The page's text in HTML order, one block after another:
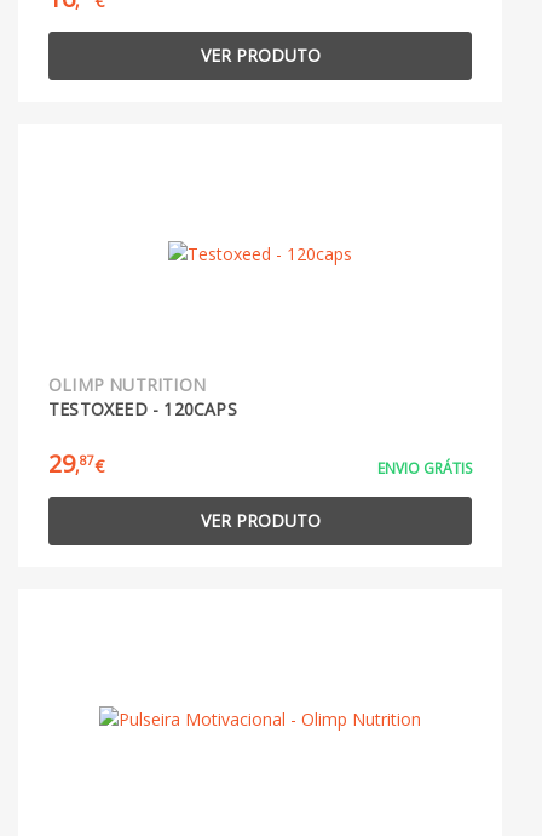
VER PRODUTO
OLIMP NUTRITION
TESTOXEED - 120CAPS
29,87€ ENVIO GRÁTIS
VER PRODUTO